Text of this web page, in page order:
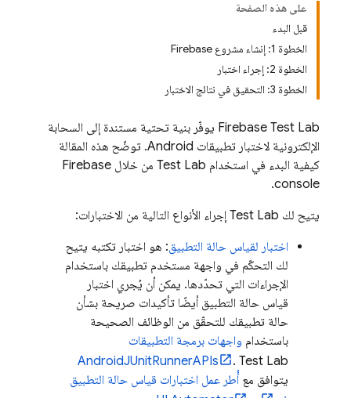
على هذه الصفحة
قبل البدء
الخطوة 1: إنشاء مشروع Firebase
الخطوة 2: إجراء اختبار
الخطوة 3: التحقيق في نتائج الاختبار
Firebase Test Lab يوفّر بنية تحتية مستندة إلى السحابة
الإلكترونية لاختبار تطبيقات Android. توضّح هذه المقالة
كيفية البدء في استخدام Test Lab من خلال Firebase
console.
يتيح لك Test Lab إجراء الأنواع التالية من الاختبارات:
اختبار لقياس حالة التطبيق: هو اختبار تكتبه يتيح
لك التحكّم في واجهة مستخدم تطبيقك باستخدام
الإجراءات التي تحدّدها. يمكن أن يُجري اختبار
قياس حالة التطبيق أيضًا تأكيدات صريحة بشأن
حالة تطبيقك للتحقّق من الوظائف الصحيحة
باستخدام واجهات برمجة التطبيقات
AndroidJUnitRunnerAPIs
. Test Lab
يتوافق مع أُطر عمل اختبارات قياس حالة التطبيق